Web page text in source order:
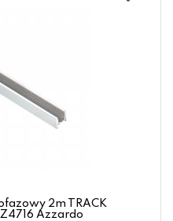
2m TRACK
Azzardo